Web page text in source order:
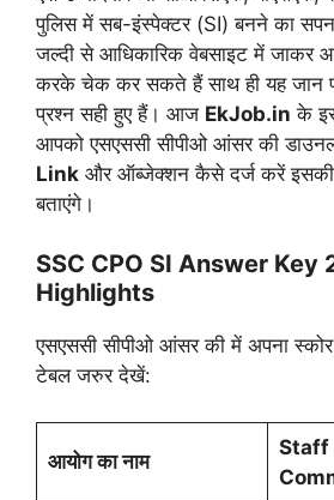
पुलिस में सब-इंस्पेक्टर (SI) बनने का
जल्दी से आधिकारिक वेबसाइट में जाकर
करके चेक कर सकते हैं साथ ही यह जान
प्रश्न सही हुए हैं। आज EkJob.in के
आपको एसएससी सीपीओ आंसर की
Link और ऑब्जेक्शन कैसे दर्ज करें इसकी
बताएंगे।
SSC CPO SI Answer Key
Highlights
एसएससी सीपीओ आंसर की में अपना
टेबल जरुर देखें:
आयोग का नाम
Staff